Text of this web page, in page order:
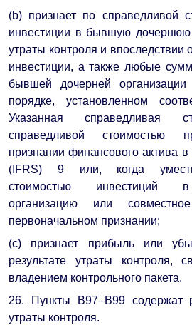
(b) признает по справедливой
инвестиции в бывшую дочернюю
утраты контроля и впоследствии
инвестиции, а также любые
бывшей дочерней
порядке, установленном
Указанная справедливая
справедливой стоимостью
признании финансового актива
(IFRS) 9 или, когда
стоимостью инвестиций в
организацию или
первоначальном признании;
(c) признает прибыль или
результате утраты контроля,
владением контрольного пакета.
26. Пункты B97–B99 содержат
утраты контроля.